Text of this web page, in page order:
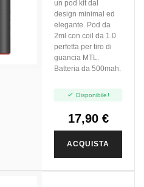
un pod kit dal
design minimal ed
elegante. Pod da
2ml con coil da 1.0
perfetta per tiro di
guancia MTL.
Batteria da 500mah.
 Disponibile!
17,90 €
ACQUISTA